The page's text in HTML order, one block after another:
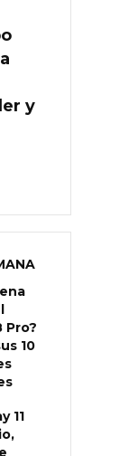
y
Pro?
10
11